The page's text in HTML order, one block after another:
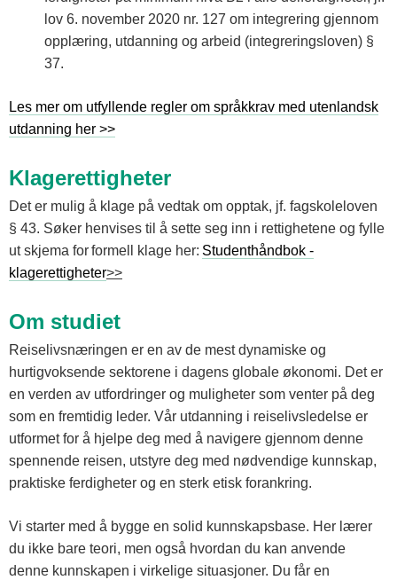
lov 6. november 2020 nr. 127 om integrering gjennom
opplæring, utdanning og arbeid (integreringsloven) §
37.
Les mer om utfyllende regler om språkkrav med utenlandsk
utdanning her >>
Klagerettigheter
Det er mulig å klage på vedtak om opptak, jf. fagskoleloven
§ 43. Søker henvises til å sette seg inn i rettighetene og fylle
ut skjema for formell klage her: Studenthåndbok -
klagerettigheter>>
Om studiet
Reiselivsnæringen er en av de mest dynamiske og
hurtigvoksende sektorene i dagens globale økonomi. Det er
en verden av utfordringer og muligheter som venter på deg
som en fremtidig leder. Vår utdanning i reiselivsledelse er
utformet for å hjelpe deg med å navigere gjennom denne
spennende reisen, utstyre deg med nødvendige kunnskap,
praktiske ferdigheter og en sterk etisk forankring.
Vi starter med å bygge en solid kunnskapsbase. Her lærer
du ikke bare teori, men også hvordan du kan anvende
denne kunnskapen i virkelige situasjoner. Du får en